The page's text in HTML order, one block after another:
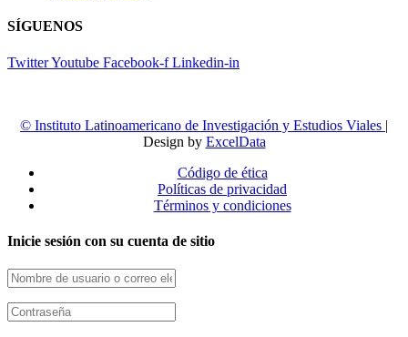
SÍGUENOS
TwitterYoutube Facebook-f Linkedin-in
© Instituto Latinoamericano de Investigación y Estudios Viales |
Design by ExcelData
Código de ética
Políticas de privacidad
Términos y condiciones
Inicie sesión con su cuenta de sitio